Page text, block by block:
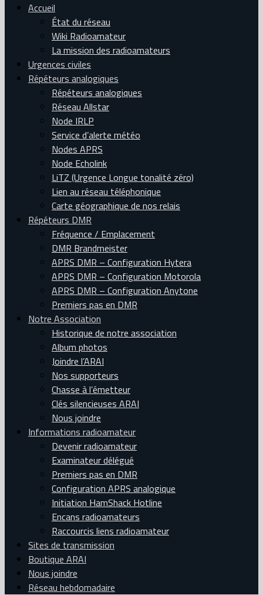
Accueil
État du réseau
Wiki Radioamateur
La mission des radioamateurs
Urgences civiles
Répéteurs analogiques
Répéteurs analogiques
Réseau Allstar
Node IRLP
Service d’alerte météo
Nodes APRS
Node Echolink
LiTZ (Urgence Longue tonalité zéro)
Lien au réseau téléphonique
Carte géographique de nos relais
Répéteurs DMR
Fréquence / Emplacement
DMR Brandmeister
APRS DMR – Configuration Hytera
APRS DMR – Configuration Motorola
APRS DMR – Configuration Anytone
Premiers pas en DMR
Notre Association
Historique de notre association
Album photos
Joindre l’ARAI
Nos supporteurs
Chasse à l’émetteur
Clés silencieuses ARAI
Nous joindre
Informations radioamateur
Devenir radioamateur
Examinateur délégué
Premiers pas en DMR
Configuration APRS analogique
Initiation HamShack Hotline
Encans radioamateurs
Raccourcis liens radioamateur
Sites de transmission
Boutique ARAI
Nous joindre
Réseau hebdomadaire